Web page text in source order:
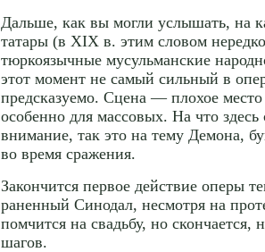
Дальше, как вы могли услышать, на
татары (в XIX в. этим словом
тюркоязычные мусульманские
этот момент не самый сильный в
предсказуемо. Сцена — плохое место
особенно для массовых. На что здесь
внимание, так это на тему Демона,
во время сражения.
Закончится первое действие оперы
раненный Синодал, несмотря на
помчится на свадьбу, но скончается,
шагов.